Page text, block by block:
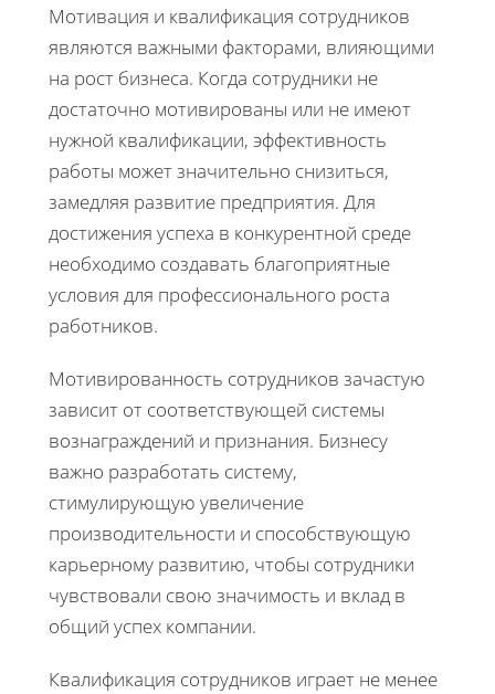
Мотивация и квалификация сотрудников
являются важными факторами, влияющими
на рост бизнеса. Когда сотрудники не
достаточно мотивированы или не имеют
нужной квалификации, эффективность
работы может значительно снизиться,
замедляя развитие предприятия. Для
достижения успеха в конкурентной среде
необходимо создавать благоприятные
условия для профессионального роста
работников.
Мотивированность сотрудников зачастую
зависит от соответствующей системы
вознаграждений и признания. Бизнесу
важно разработать систему,
стимулирующую увеличение
производительности и способствующую
карьерному развитию, чтобы сотрудники
чувствовали свою значимость и вклад в
общий успех компании.
Квалификация сотрудников играет не менее